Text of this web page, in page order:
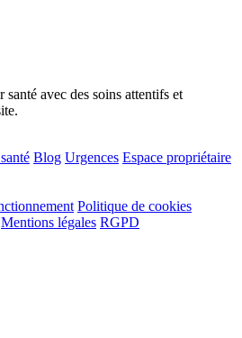
avec des soins attentifs et
Blog Urgences Espace propriétaire
Politique de cookies
Mentions légales RGPD